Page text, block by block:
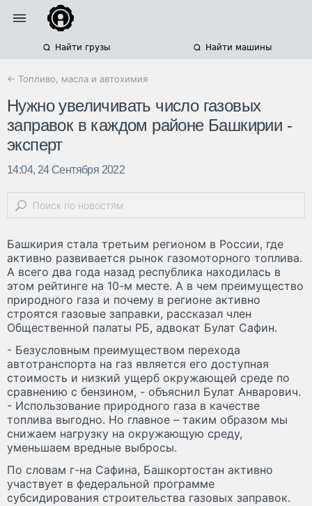
Найти грузы Найти машины
← Топливо, масла и автохимия
Нужно увеличивать число газовых
заправок в каждом районе Башкирии -
эксперт
14:04, 24 Сентября 2022
Башкирия стала третьим регионом в России, где
активно развивается рынок газомоторного топлива.
А всего два года назад республика находилась в
этом рейтинге на 10-м месте. А в чем преимущество
природного газа и почему в регионе активно
строятся газовые заправки, рассказал член
Общественной палаты РБ, адвокат Булат Сафин.
- Безусловным преимуществом перехода
автотранспорта на газ является его доступная
стоимость и низкий ущерб окружающей среде по
сравнению с бензином, - объяснил Булат Анварович.
- Использование природного газа в качестве
топлива выгодно. Но главное – таким образом мы
снижаем нагрузку на окружающую среду,
уменьшаем вредные выбросы.
По словам г-на Сафина, Башкортостан активно
участвует в федеральной программе
субсидирования строительства газовых заправок.